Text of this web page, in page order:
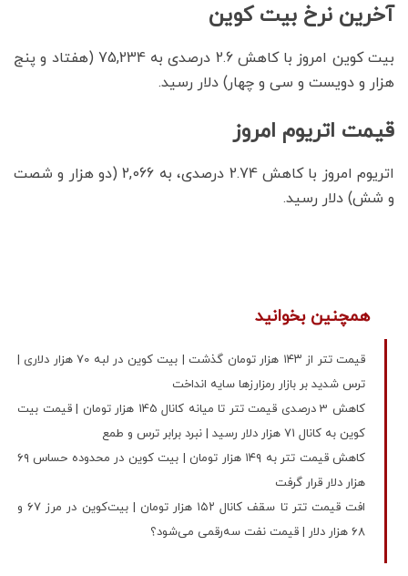
آخرین نرخ بیت کوین
بیت کوین امروز با کاهش 2.6 درصدی به 75,234 (هفتاد و پنج
هزار و دویست و سی و چهار) دلار رسید.
قیمت اتریوم امروز
اتریوم امروز با کاهش 2.74 درصدی، به 2,066 (دو هزار و شصت
و شش) دلار رسید.
همچنین بخوانید
قیمت تتر از ۱۴۳ هزار تومان گذشت | بیت کوین در لبه 70 هزار دلاری |
ترس شدید بر بازار رمزارزها سایه انداخت
کاهش 3 درصدی قیمت تتر تا میانه کانال 145 هزار تومان | قیمت بیت
کوین به کانال 71 هزار دلار رسید | نبرد برابر ترس و طمع
کاهش قیمت تتر به ۱۴۹ هزار تومان | بیت‌ کوین در محدوده حساس ۶۹
هزار دلار قرار گرفت
افت قیمت تتر تا سقف کانال ۱۵۲ هزار تومان | بیت‌کوین در مرز ۶۷ و
۶۸ هزار دلار | قیمت نفت سه‌رقمی می‌شود؟